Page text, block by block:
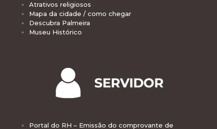
Atrativos religiosos
Mapa da cidade / como chegar
Descubra Palmeira
Museu Histórico
Portal do RH – Emissão do comprovante de